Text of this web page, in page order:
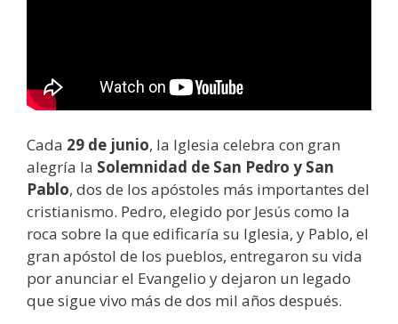
Cada 29 de junio, la Iglesia celebra con gran
alegría la Solemnidad de San Pedro y San
Pablo, dos de los apóstoles más importantes del
cristianismo. Pedro, elegido por Jesús como la
roca sobre la que edificaría su Iglesia, y Pablo, el
gran apóstol de los pueblos, entregaron su vida
por anunciar el Evangelio y dejaron un legado
que sigue vivo más de dos mil años después.